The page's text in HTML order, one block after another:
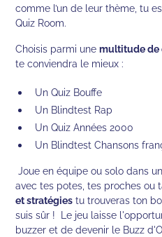
comme l’un de leur thème, tu
Quiz Room.
Choisis parmi unemultitude de
te conviendra le mieux :
Un Quiz Bouffe
Un Blindtest Rap
Un Quiz Années 2000
Un Blindtest Chansons
Joue en équipe ou solo dans
avec tes potes, tes proches ou
et stratégies tu trouveras ton
suis sûr ! Le jeu laisse
buzzer et de devenir le Buzz